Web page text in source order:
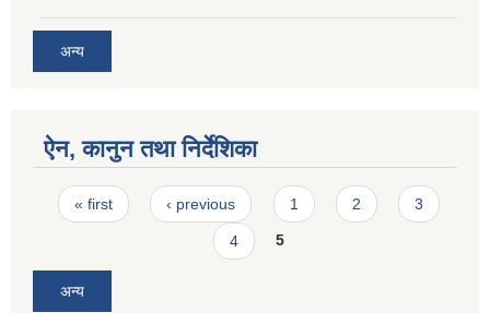
अन्य
ऐन, कानुन तथा निर्देशिका
Pages
« first ‹ previous 1 2 3
4 5
अन्य